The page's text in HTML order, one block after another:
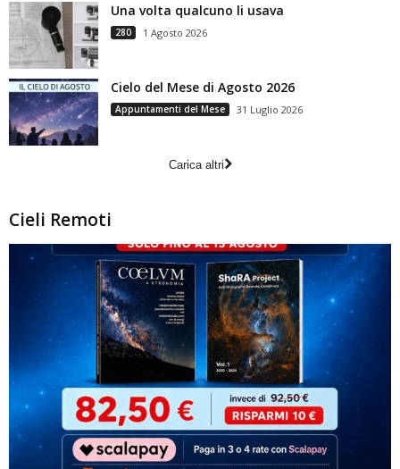
Una volta qualcuno li usava
280 1 Agosto 2026
Cielo del Mese di Agosto 2026
Appuntamenti del Mese 31 Luglio 2026
Carica altri
Cieli Remoti